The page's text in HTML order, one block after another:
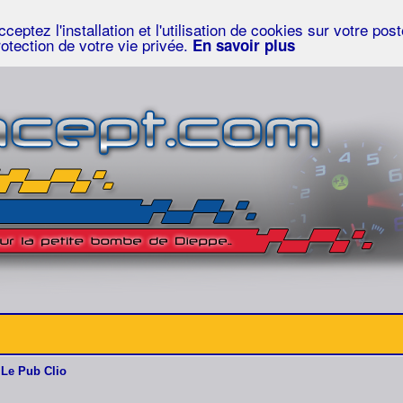
l'installation et l'utilisation de cookies sur votre
de votre vie privée. En savoir plus
Le Pub Clio